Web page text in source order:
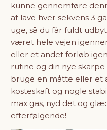
kunne gennemføre
at lave hver sekvens 3
uge, så du får fuldt
været hele vejen
eller et andet forløb
rutine og din nye skarpe
bruge en måtte eller et
kosteskaft og nogle
max gas, nyd det og
efterfølgende!